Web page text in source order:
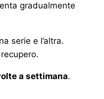
gradualmente
serie e l’altra.
a settimana.